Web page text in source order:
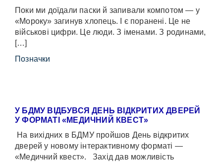
Поки ми доїдали паски й запивали компотом — у
«Мороку» загинув хлопець. І є поранені. Це не
військові цифри. Це люди. З іменами. З родинами,
[…]
Позначки
У БДМУ ВІДБУВСЯ ДЕНЬ ВІДКРИТИХ ДВЕРЕЙ
У ФОРМАТІ «МЕДИЧНИЙ КВЕСТ»
На вихідних в БДМУ пройшов День відкритих
дверей у новому інтерактивному форматі —
«Медичний квест». Захід дав можливість